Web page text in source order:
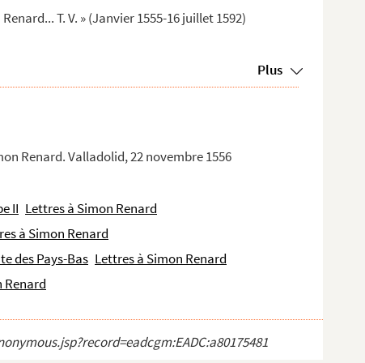
T. V. » (Janvier 1555-16 juillet 1592)
Plus
Renard. Valladolid, 22 novembre 1556
II Lettres à Simon Renard
à Simon Renard
des Pays-Bas Lettres à Simon Renard
Renard